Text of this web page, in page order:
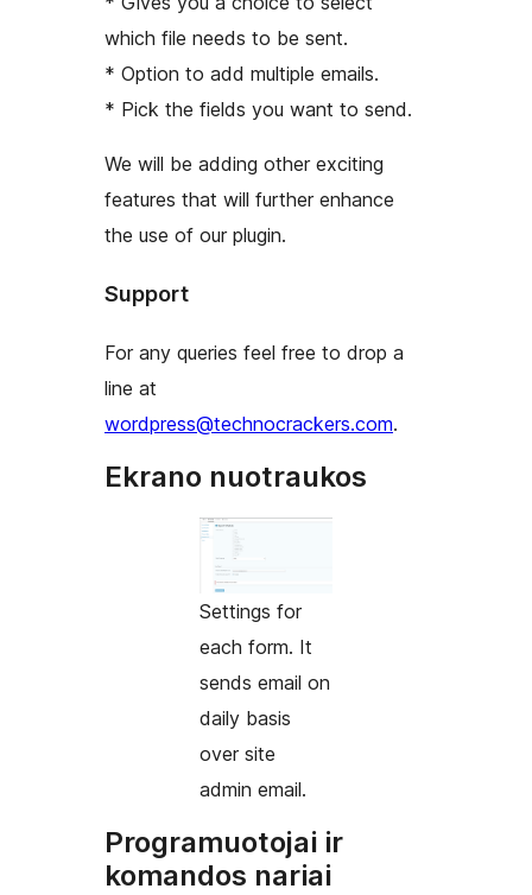
which file needs to be sent.
* Option to add multiple emails.
* Pick the fields you want to send.
We will be adding other exciting
features that will further enhance
the use of our plugin.
Support
For any queries feel free to drop a
line at
wordpress@technocrackers.com.
Ekrano nuotraukos
Settings for
each form. It
sends email on
daily basis
over site
admin email.
Programuotojai ir
komandos nariai